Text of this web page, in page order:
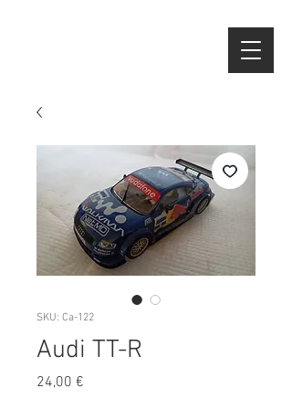
SKU: Ca-122
Audi TT-R
24,00 €